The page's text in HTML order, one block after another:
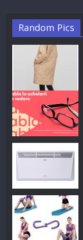
Random Pics